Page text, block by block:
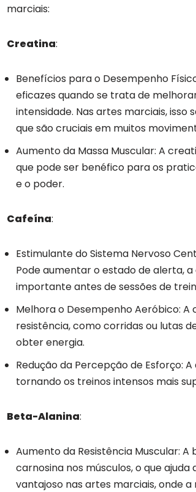
marciais:
Creatina:
Benefícios para o Desempenho
eficazes quando se trata de
intensidade. Nas artes marciais,
que são cruciais em muitos
Aumento da Massa Muscular: A
que pode ser benéfico para os
e o poder.
Cafeína:
Estimulante do Sistema Nervoso
Pode aumentar o estado de alerta,
importante antes de sessões de
Melhora o Desempenho Aeróbico:
resistência, como corridas ou lutas
obter energia.
Redução da Percepção de Esforço:
tornando os treinos intensos mais
Beta-Alanina:
Aumento da Resistência Muscular:
carnosina nos músculos, o que
vantajoso nas artes marciais, onde